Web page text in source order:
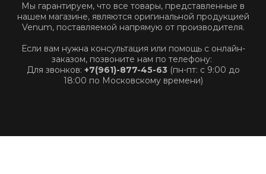
Мы гарантируем, что все товары, представленные в
нашем магазине, являются оригинальной продукцией
Venum, поставляемой напрямую от производителя.
Если вам нужна консультация или помощь с онлайн-
заказом, позвоните нам по телефону:
Для звонков: +7(961)-877-45-63 (пн-пт: с 9:00 до
18:00 по Московскому времени)